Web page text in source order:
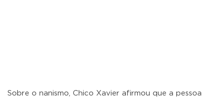
Sobre o nanismo, Chico Xavier afirmou que a pessoa